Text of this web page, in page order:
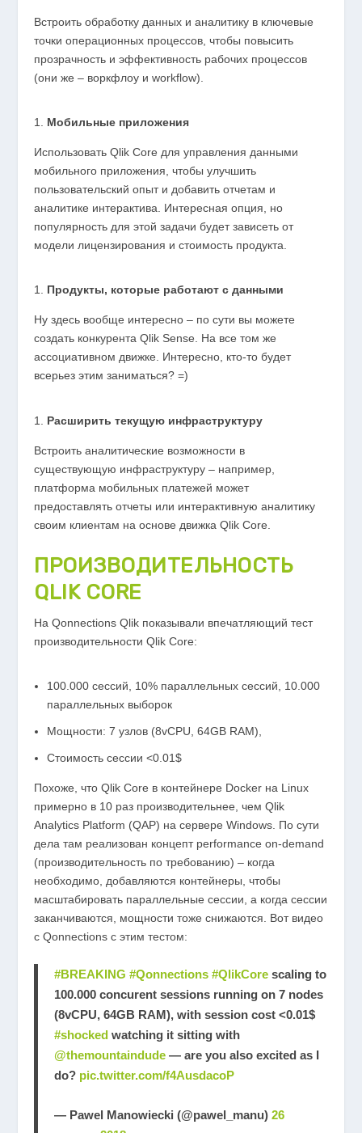
Встроить обработку данных и аналитику в ключевые
точки операционных процессов, чтобы повысить
прозрачность и эффективность рабочих процессов
(они же – воркфлоу и workflow).
Мобильные приложения
Использовать Qlik Core для управления данными
мобильного приложения, чтобы улучшить
пользовательский опыт и добавить отчетам и
аналитике интерактива. Интересная опция, но
популярность для этой задачи будет зависеть от
модели лицензирования и стоимость продукта.
Продукты, которые работают с данными
Ну здесь вообще интересно – по сути вы можете
создать конкурента Qlik Sense. На все том же
ассоциативном движке. Интересно, кто-то будет
всерьез этим заниматься? =)
Расширить текущую инфраструктуру
Встроить аналитические возможности в
существующую инфраструктуру – например,
платформа мобильных платежей может
предоставлять отчеты или интерактивную аналитику
своим клиентам на основе движка Qlik Core.
ПРОИЗВОДИТЕЛЬНОСТЬ
QLIK CORE
На Qonnections Qlik показывали впечатляющий тест
производительности Qlik Core:
100.000 сессий, 10% параллельных сессий, 10.000
параллельных выборок
Мощности: 7 узлов (8vCPU, 64GB RAM),
Стоимость сессии <0.01$
Похоже, что Qlik Core в контейнере Docker на Linux
примерно в 10 раз производительнее, чем Qlik
Analytics Platform (QAP) на сервере Windows. По сути
дела там реализован концепт performance on-demand
(производительность по требованию) – когда
необходимо, добавляются контейнеры, чтобы
масштабировать параллельные сессии, а когда сессии
заканчиваются, мощности тоже снижаются. Вот видео
с Qonnections с этим тестом:
#BREAKING #Qonnections #QlikCore scaling to
100.000 concurent sessions running on 7 nodes
(8vCPU, 64GB RAM), with session cost <0.01$
#shocked watching it sitting with
@themountaindude — are you also excited as I
do? pic.twitter.com/f4AusdacoP
— Pawel Manowiecki (@pawel_manu)26